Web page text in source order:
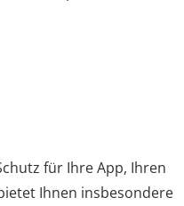
für Ihre App, Ihren
Ihnen insbesondere